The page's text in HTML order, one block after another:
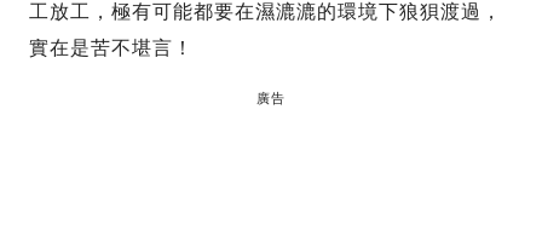
工放工，極有可能都要在濕漉漉的環境下狼狽渡過，
實在是苦不堪言！
廣告